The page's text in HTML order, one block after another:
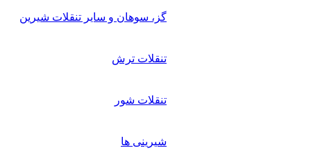
گز، سوهان و سایر تنقلات شیرین
تنقلات ترش
تنقلات شور
شیرینی ها